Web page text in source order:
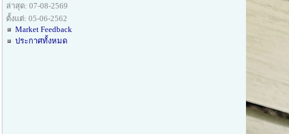
ล่าสุด: 07-08-2569
ตั้งแต่: 05-06-2562
Market Feedback
ประกาศทั้งหมด